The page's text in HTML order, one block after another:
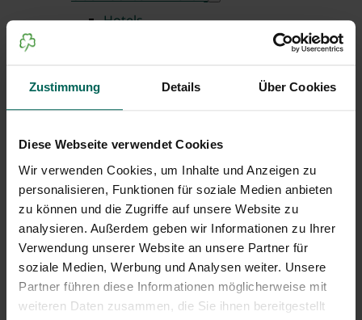
Zustimmung Details Über Cookies
Diese Webseite verwendet Cookies
Wir verwenden Cookies, um Inhalte und Anzeigen zu
personalisieren, Funktionen für soziale Medien anbieten
zu können und die Zugriffe auf unsere Website zu
analysieren. Außerdem geben wir Informationen zu Ihrer
Verwendung unserer Website an unsere Partner für
soziale Medien, Werbung und Analysen weiter. Unsere
Partner führen diese Informationen möglicherweise mit
weiteren Daten zusammen, die Sie ihnen bereitgestellt
Hotels
Wohnmobil & Camping
Landkreis
1 bis 50 Personen
51 bis 100 Personen
101 bis 200 Personen
201 bis 300 Personen
300+ Personen
Angebote & Erlebnisse
Tickets